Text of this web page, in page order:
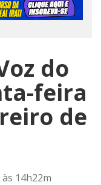
do
feira
de
14h22m